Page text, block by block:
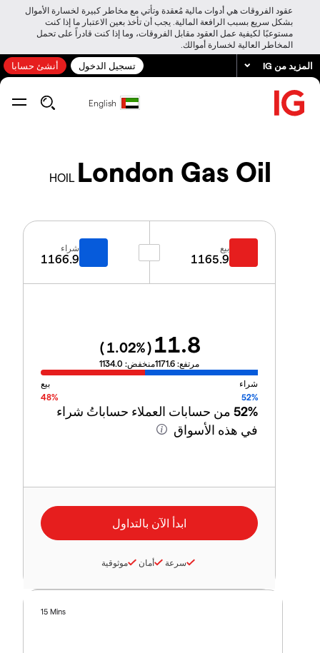
عقود الفروقات هي أدوات مالية مُعقدة وتأتي مع مخاطر كبيرة لخسارة الأموال
بشكل سريع بسبب الرافعة المالية. يجب أن تأخذ بعين الاعتبار ما إذا كنت
مستوعبًا لكيفية عمل العقود مقابل الفروقات، وما إذا كنت قادراً على تحمل
المخاطر العالية لخسارة أموالك.
المزيد من IG تسجيل الدخول أنشئ حسابا
English
London Gas Oil
HOIL
بيع
1165.9
شراء
1166.9
11.8
(
1.02%)
مرتفع: 1171.6منخفض: 1134.0
شراء
بيع
52%
48%
52% من حسابات العملاء حساباتُ شراء
في هذه الأسواق
سرعة أمان موثوقية
15 Mins